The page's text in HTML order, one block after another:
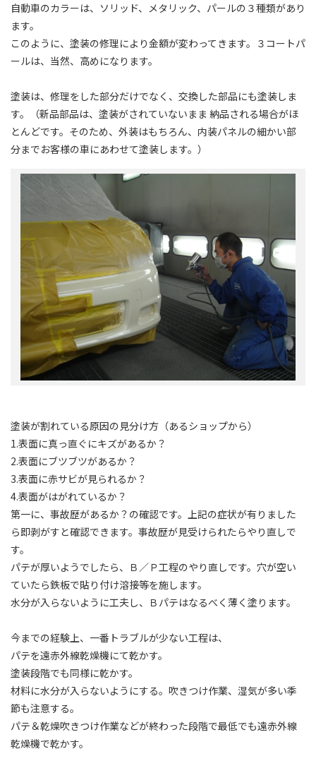
自動車のカラーは、ソリッド、メタリック、パールの３種類があり
ます。
このように、塗装の修理により金額が変わってきます。３コートパ
ールは、当然、高めになります。
塗装は、修理をした部分だけでなく、交換した部品にも塗装しま
す。（新品部品は、塗装がされていないまま 納品される場合がほ
とんどです。そのため、外装はもちろん、内装パネルの細かい部
分までお客様の車にあわせて塗装します。）
塗装が割れている原因の見分け方（あるショップから）
1.表面に真っ直ぐにキズがあるか？
2.表面にブツブツがあるか？
3.表面に赤サビが見られるか？
4.表面がはがれているか？
第一に、事故歴があるか？の確認です。上記の症状が有りました
ら即剥がすと確認できます。事故歴が見受けられたらやり直しで
す。
パテが厚いようでしたら、Ｂ／Ｐ工程のやり直しです。穴が空い
ていたら鉄板で貼り付け溶接等を施します。
水分が入らないように工夫し、Ｂパテはなるべく薄く塗ります。
今までの経験上、一番トラブルが少ない工程は、
パテを遠赤外線乾燥機にて乾かす。
塗装段階でも同様に乾かす。
材料に水分が入らないようにする。吹きつけ作業、湿気が多い季
節も注意する。
パテ＆乾燥吹きつけ作業などが終わった段階で最低でも遠赤外線
乾燥機で乾かす。